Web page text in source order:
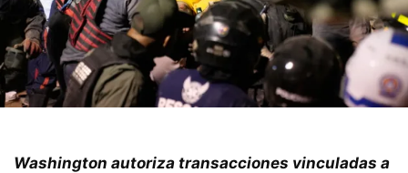
Washington autoriza transacciones vinculadas a